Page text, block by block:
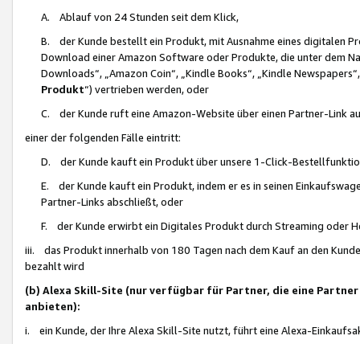
A. Ablauf von 24 Stunden seit dem Klick,
B. der Kunde bestellt ein Produkt, mit Ausnahme eines digitalen
Download einer Amazon Software oder Produkte, die unter dem
Downloads“, „Amazon Coin“, „Kindle Books“, „Kindle
Produkt“) vertrieben werden, oder
C. der Kunde ruft eine Amazon-Website über einen Partner-Link
einer der folgenden Fälle eintritt:
D. der Kunde kauft ein Produkt über unsere 1-Click-
E. der Kunde kauft ein Produkt, indem er es in seinen
Partner-Links abschließt, oder
F. der Kunde erwirbt ein Digitales Produkt durch Streaming oder
iii. das Produkt innerhalb von 180 Tagen nach dem Kauf an den
bezahlt wird
(b) Alexa Skill-Site (nur verfügbar für Partner, die eine
anbieten):
i. ein Kunde, der Ihre Alexa Skill-Site nutzt, führt eine Alexa-